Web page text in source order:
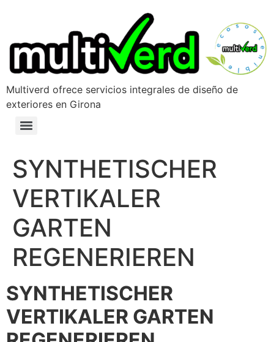
Multiverd ofrece servicios integrales de diseño de
exteriores en Girona
SYNTHETISCHER
VERTIKALER
GARTEN
REGENERIEREN
SYNTHETISCHER
VERTIKALER GARTEN